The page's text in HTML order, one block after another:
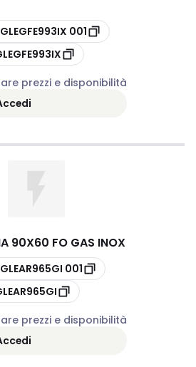
COGLEGFE993IX 001
prezzi e disponibilità
90X60 FO GAS INOX
COGLEAR965GI 001
prezzi e disponibilità